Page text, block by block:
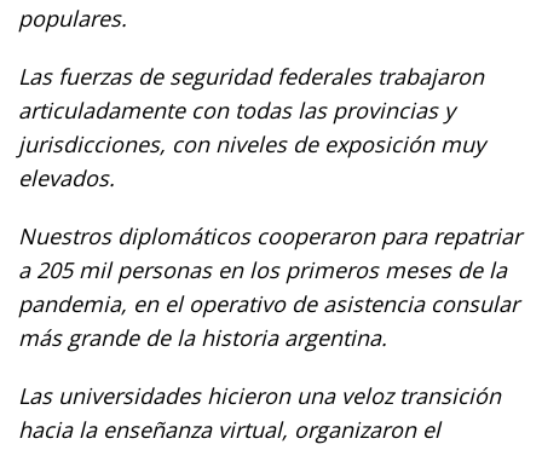
populares.
Las fuerzas de seguridad federales trabajaron
articuladamente con todas las provincias y
jurisdicciones, con niveles de exposición muy
elevados.
Nuestros diplomáticos cooperaron para repatriar
a 205 mil personas en los primeros meses de la
pandemia, en el operativo de asistencia consular
más grande de la historia argentina.
Las universidades hicieron una veloz transición
hacia la enseñanza virtual, organizaron el